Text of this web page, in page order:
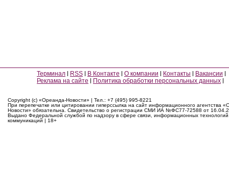
Терминал RSS В Контакте О компании Контакты
Вакансии
Реклама на сайте
Политика обработки персональных данных
Copyright (c) «Ореанда-Новости» | Тел.: +7 (495) 995-8221
При перепечатке или цитировании гиперссылка на сайт информационного агентства
Новости» обязательна. Свидетельство о регистрации СМИ ИА №ФС77-72588 от
Выдано Федеральной службой по надзору в сфере связи, информационных
коммуникаций | 18+